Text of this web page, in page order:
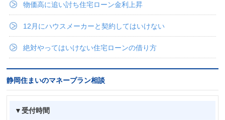
物価高に追い討ち住宅ローン金利上昇
12月にハウスメーカーと契約してはいけない
絶対やってはいけない住宅ローンの借り方
静岡住まいのマネープラン相談
▼受付時間